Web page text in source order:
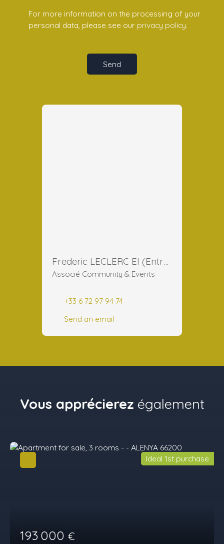
For more information on the processing of your
personal data, please see our privacy policy.
Send
Frederic LECLERC EI (Entreprise Individuelle)
Associé Community & Events
+33 6 72 97 94 74
Send an email
Vous apprécierez également
193 000 €
Ideal 1st purchase